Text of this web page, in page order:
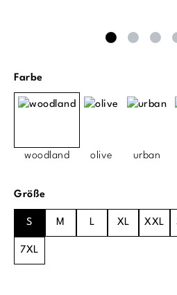
Farbeauswählen
woodland olive urban
Größeauswählen
S M L XL XXL
7XL